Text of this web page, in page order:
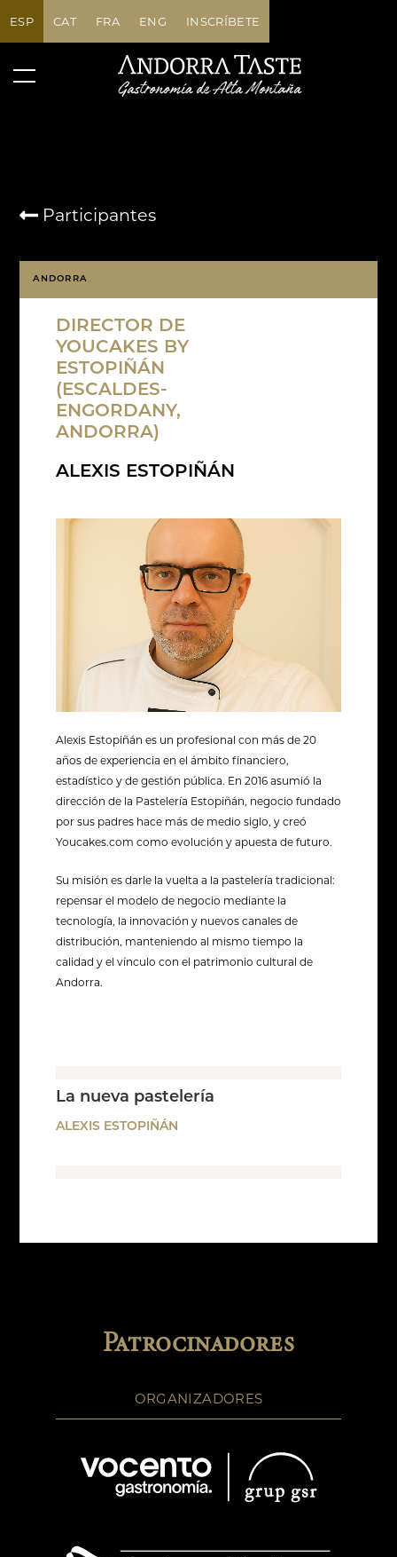
ESP CAT FRA ENG INSCRÍBETE
Participantes
ANDORRA
ALEXIS ESTOPIÑÁN
DIRECTOR DE
YOUCAKES BY
ESTOPIÑÁN
(ESCALDES-
ENGORDANY,
ANDORRA)
Alexis Estopiñán es un profesional con más de 20
años de experiencia en el ámbito financiero,
estadístico y de gestión pública. En 2016 asumió la
dirección de la Pastelería Estopiñán, negocio fundado
por sus padres hace más de medio siglo, y creó
Youcakes.com como evolución y apuesta de futuro.
Su misión es darle la vuelta a la pastelería tradicional:
repensar el modelo de negocio mediante la
tecnología, la innovación y nuevos canales de
distribución, manteniendo al mismo tiempo la
calidad y el vínculo con el patrimonio cultural de
Andorra.
La nueva pastelería
ALEXIS ESTOPIÑÁN
Patrocinadores
ORGANIZADORES